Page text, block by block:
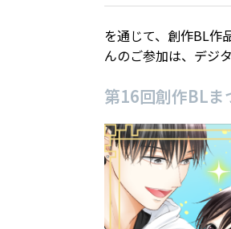
を通じて、創作BL作
んのご参加は、デジ
第16回創作BLま